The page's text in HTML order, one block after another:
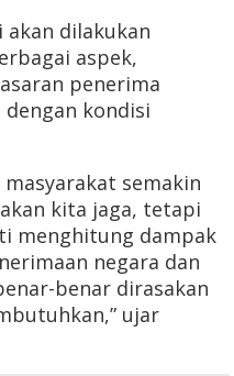
akan dilakukan
aspek,
penerima
kondisi
semakin
kita jaga, tetapi
menghitung dampak
negara dan
benar dirasakan
ujar